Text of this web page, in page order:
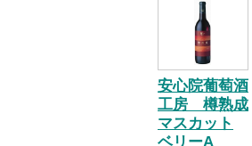
安心院葡萄酒
工房 樽熟成
マスカット
ベリーA